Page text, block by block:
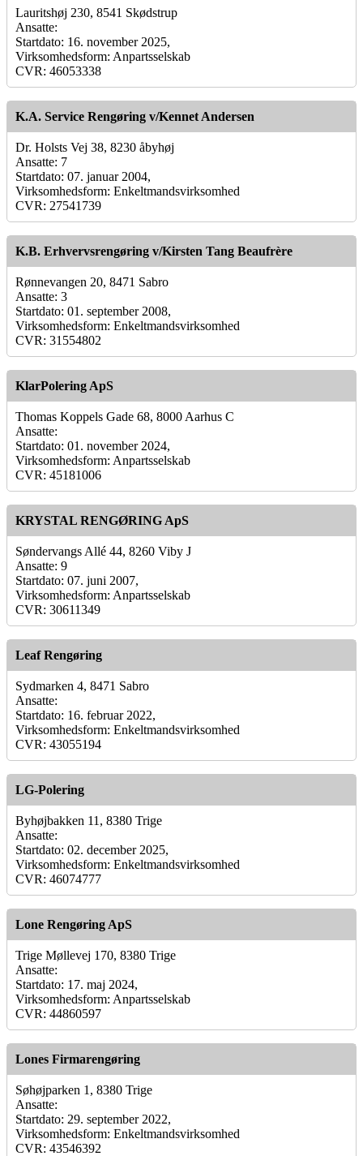
Lauritshøj 230, 8541 Skødstrup
Ansatte:
Startdato: 16. november 2025,
Virksomhedsform: Anpartsselskab
CVR: 46053338
K.A. Service Rengøring v/Kennet Andersen
Dr. Holsts Vej 38, 8230 åbyhøj
Ansatte: 7
Startdato: 07. januar 2004,
Virksomhedsform: Enkeltmandsvirksomhed
CVR: 27541739
K.B. Erhvervsrengøring v/Kirsten Tang Beaufrère
Rønnevangen 20, 8471 Sabro
Ansatte: 3
Startdato: 01. september 2008,
Virksomhedsform: Enkeltmandsvirksomhed
CVR: 31554802
KlarPolering ApS
Thomas Koppels Gade 68, 8000 Aarhus C
Ansatte:
Startdato: 01. november 2024,
Virksomhedsform: Anpartsselskab
CVR: 45181006
KRYSTAL RENGØRING ApS
Søndervangs Allé 44, 8260 Viby J
Ansatte: 9
Startdato: 07. juni 2007,
Virksomhedsform: Anpartsselskab
CVR: 30611349
Leaf Rengøring
Sydmarken 4, 8471 Sabro
Ansatte:
Startdato: 16. februar 2022,
Virksomhedsform: Enkeltmandsvirksomhed
CVR: 43055194
LG-Polering
Byhøjbakken 11, 8380 Trige
Ansatte:
Startdato: 02. december 2025,
Virksomhedsform: Enkeltmandsvirksomhed
CVR: 46074777
Lone Rengøring ApS
Trige Møllevej 170, 8380 Trige
Ansatte:
Startdato: 17. maj 2024,
Virksomhedsform: Anpartsselskab
CVR: 44860597
Lones Firmarengøring
Søhøjparken 1, 8380 Trige
Ansatte:
Startdato: 29. september 2022,
Virksomhedsform: Enkeltmandsvirksomhed
CVR: 43546392